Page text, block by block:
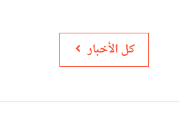
كل الأخبار